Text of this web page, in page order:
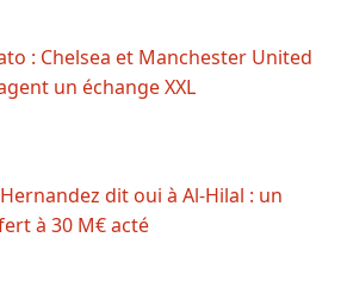
: Chelsea et Manchester United
un échange XXL
dit oui à Al-Hilal : un
à 30 M€ acté